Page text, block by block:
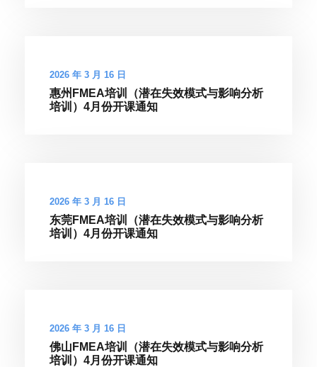
2026 年 3 月 16 日
惠州FMEA培训（潜在失效模式与影响分析
培训）4月份开课通知
2026 年 3 月 16 日
东莞FMEA培训（潜在失效模式与影响分析
培训）4月份开课通知
2026 年 3 月 16 日
佛山FMEA培训（潜在失效模式与影响分析
培训）4月份开课通知